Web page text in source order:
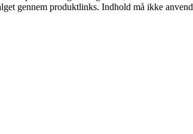
gennem produktlinks. Indhold må ikke